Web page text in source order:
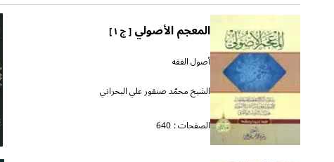
المعجم الأصولي[ ج ١ ]
أصول الفقه
الشيخ محمّد صنقور علي البحراني
الصفحات : 640